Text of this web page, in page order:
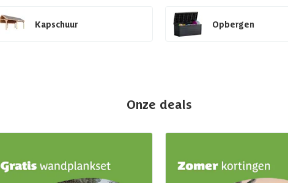
Kapschuur Opbergen
Onze deals